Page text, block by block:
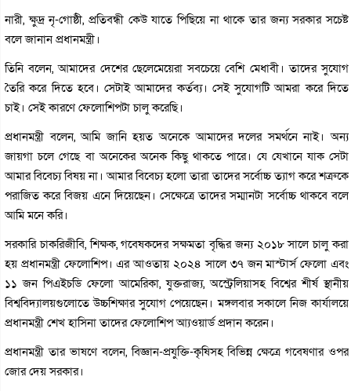
নারী, ক্ষুদ্র নৃ-গোষ্ঠী, প্রতিবন্ধী কেউ যাতে পিছিয়ে না থাকে তার জন্য সরকার সচেষ্ট
বলে জানান প্রধানমন্ত্রী।
তিনি বলেন, আমাদের দেশের ছেলেমেয়েরা সবচেয়ে বেশি মেধাবী। তাদের সুযোগ
তৈরি করে দিতে হবে। সেটাই আমাদের কর্তব্য। সেই সুযোগটি আমরা করে দিতে
চাই। সেই কারণে ফেলোশিপটা চালু করেছি।
প্রধানমন্ত্রী বলেন, আমি জানি হয়ত অনেকে আমাদের দলের সমর্থনে নাই। অন্য
জায়গা চলে গেছে বা অনেকের অনেক কিছু থাকতে পারে। যে যেখানে যাক সেটা
আমার বিবেচ্য বিষয় না। আমার বিবেচ্য হলো তারা তাদের সর্বোচ্চ ত্যাগ করে শত্রুকে
পরাজিত করে বিজয় এনে দিয়েছেন। সেক্ষেত্রে তাদের সম্মানটা সর্বোচ্চ থাকবে বলে
আমি মনে করি।
সরকারি চাকরিজীবি, শিক্ষক, গবেষকদের সক্ষমতা বৃদ্ধির জন্য ২০১৮ সালে চালু করা
হয় প্রধানমন্ত্রী ফেলোশিপ। এর আওতায় ২০২৪ সালে ৩৭ জন মাস্টার্স ফেলো এবং
১১ জন পিএইচডি ফেলো আমেরিকা, যুক্তরাজ্য, অস্ট্রেলিয়াসহ বিশ্বের শীর্ষ স্থানীয়
বিশ্ববিদ্যালয়গুলোতে উচ্চশিক্ষার সুযোগ পেয়েছেন। মঙ্গলবার সকালে নিজ কার্যালয়ে
প্রধানমন্ত্রী শেখ হাসিনা তাদের ফেলোশিপ আ্যওয়ার্ড প্রদান করেন।
প্রধানমন্ত্রী তার ভাষণে বলেন, বিজ্ঞান-প্রযুক্তি-কৃষিসহ বিভিন্ন ক্ষেত্রে গবেষণার ওপর
জোর দেয় সরকার।